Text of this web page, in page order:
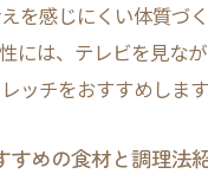
を感じにくい体質づ
には、テレビを見な
ッチをおすすめします
すめの食材と調理法